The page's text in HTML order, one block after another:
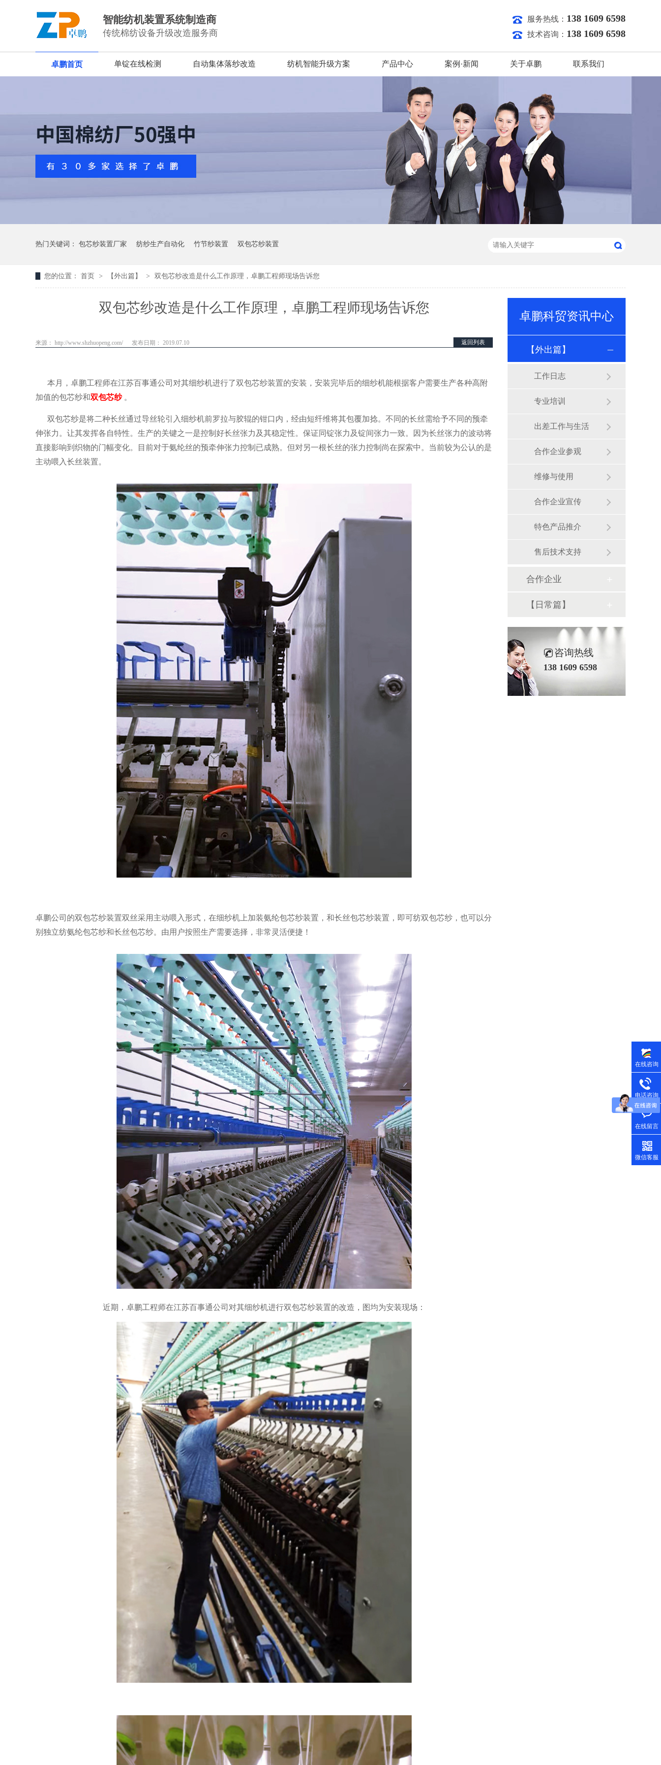
智能纺机装置系统制造商
传统棉纺设备升级改造服务商
服务热线： 138 1609 6598
技术咨询： 138 1609 6598
卓鹏首页 单锭在线检测 自动集体落纱改造 纺机智能升级方案 产品中心
智能纺纱装置
花式纺纱装置
零配件
案例·新闻 关于卓鹏 联系我们
热门关键词： 包芯纱装置厂家 纺纱生产自动化 竹节纱装置 双包芯纱装置
您的位置： 首页 > 【外出篇】 > 双包芯纱改造是什么工作原理，卓鹏工程师现场告诉您
双包芯纱改造是什么工作原理，卓鹏工程师现场告诉您
返回列表
来源： http://www.shzhuopeng.com/ 发布日期： 2019.07.10
本月，卓鹏工程师在江苏百事通公司对其细纱机进行了双包芯纱装置的安装，安装完毕后的细纱机能根据客户需要生产各种高附
加值的包芯纱和双包芯纱 。
双包芯纱是将二种长丝通过导丝轮引入细纱机前罗拉与胶辊的钳口内，经由短纤维将其包覆加捻。不同的长丝需给予不同的预牵
伸张力。让其发挥各自特性。生产的关键之一是控制好长丝张力及其稳定性。保证同锭张力及锭间张力一致。因为长丝张力的波动将
直接影响到织物的门幅变化。目前对于氨纶丝的预牵伸张力控制已成熟。但对另一根长丝的张力控制尚在探索中。当前较为公认的是
主动喂入长丝装置。
卓鹏公司的双包芯纱装置双丝采用主动喂入形式，在细纱机上加装氨纶包芯纱装置，和长丝包芯纱装置，即可纺双包芯纱，也可以分
别独立纺氨纶包芯纱和长丝包芯纱。由用户按照生产需要选择，非常灵活便捷！
近期，卓鹏工程师在江苏百事通公司对其细纱机进行双包芯纱装置的改造，图均为安装现场：
卓鹏科贸资讯中心
【外出篇】
工作日志
专业培训
出差工作与生活
合作企业参观
维修与使用
合作企业宣传
特色产品推介
售后技术支持
合作企业
【日常篇】
咨询热线
138 1609 6598
在线咨询
电话咨询
在线留言
微信客服